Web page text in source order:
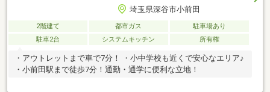
埼玉県深谷市小前田
2階建て 都市ガス
駐車場あり
駐車2台
システムキッチン 所有権
・アウトレットまで車で7分！ ・小中学校も近くで安心なエリア♪
・小前田駅まで徒歩7分！通勤・通学に便利な立地！